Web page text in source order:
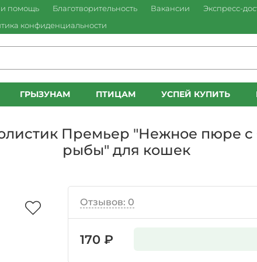
помощь Благотворительность Вакансии
Экспресс-
конфиденциальности
ГРЫЗУНАМ ПТИЦАМ УСПЕЙ КУПИТЬ
Премьер "Нежное пюре с
рыбы" для кошек
Отзывов: 0
170 ₽